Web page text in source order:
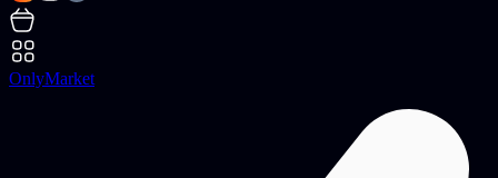
OnlyMarket